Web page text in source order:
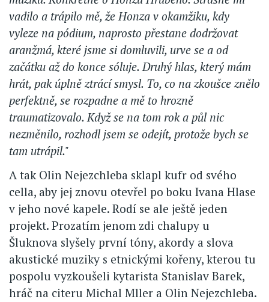
vadilo a trápilo mě, že Honza v okamžiku, kdy
vyleze na pódium, naprosto přestane dodržovat
aranžmá, které jsme si domluvili, urve se a od
začátku až do konce sóluje. Druhý hlas, který mám
hrát, pak úplně ztrácí smysl. To, co na zkoušce znělo
perfektně, se rozpadne a mě to hrozně
traumatizovalo. Když se na tom rok a půl nic
nezměnilo, rozhodl jsem se odejít, protože bych se
tam utrápil."
A tak Olin Nejezchleba sklapl kufr od svého
cella, aby jej znovu otevřel po boku Ivana Hlase
v jeho nové kapele. Rodí se ale ještě jeden
projekt. Prozatím jenom zdi chalupy u
Šluknova slyšely první tóny, akordy a slova
akustické muziky s etnickými kořeny, kterou tu
pospolu vyzkoušeli kytarista Stanislav Barek,
hráč na citeru Michal Mller a Olin Nejezchleba.